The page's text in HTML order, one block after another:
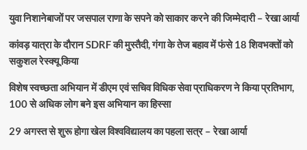
युवा निशानेबाजों पर जसपाल राणा के सपने को साकार करने की जिम्मेदारी – रेखा आर्या
कांवड़ यात्रा के दौरान SDRF की मुस्तैदी, गंगा के तेज बहाव में फंसे 18 शिवभक्तों को
सकुशल रेस्क्यू किया
विशेष स्वच्छता अभियान में डीएम एवं सचिव विधिक सेवा प्राधिकरण ने किया प्रतिभाग,
100 से अधिक लोग बने इस अभियान का हिस्सा
29 अगस्त से शुरू होगा खेल विश्वविद्यालय का पहला सत्र – रेखा आर्या